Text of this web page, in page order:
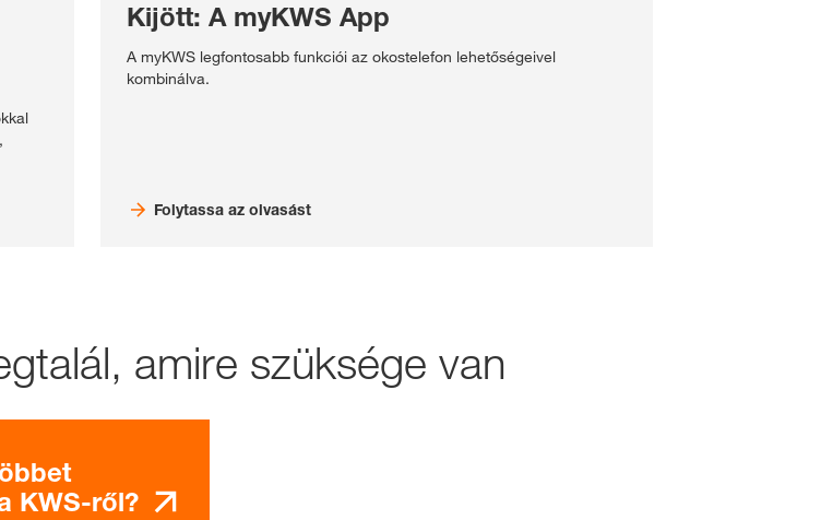
Kijött: A myKWS App
A myKWS legfontosabb funkciói az okostelefon lehetőségeivel
kombinálva.
Folytassa az olvasást
amire szüksége van
KWS-ről?